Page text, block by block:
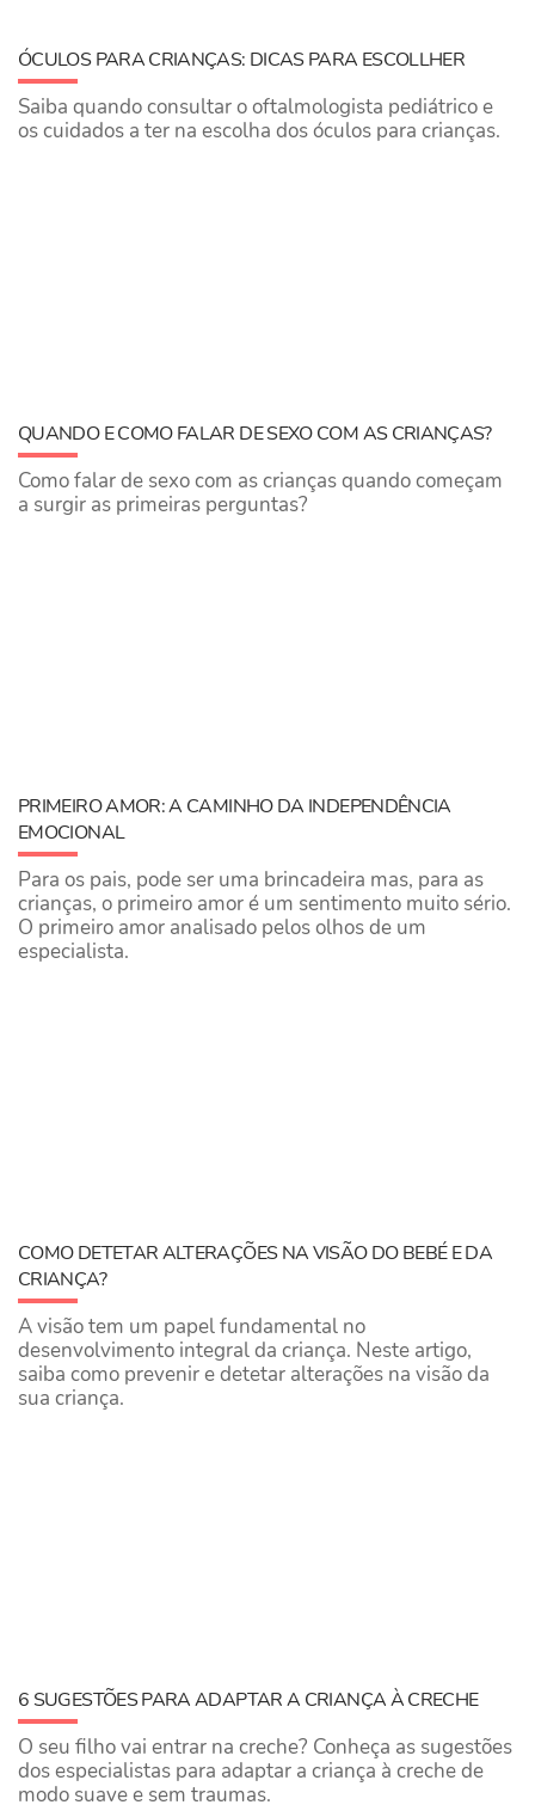
ÓCULOS PARA CRIANÇAS: DICAS PARA ESCOLLHER
Saiba quando consultar o oftalmologista pediátrico e
os cuidados a ter na escolha dos óculos para crianças.
QUANDO E COMO FALAR DE SEXO COM AS CRIANÇAS?
Como falar de sexo com as crianças quando começam
a surgir as primeiras perguntas?
PRIMEIRO AMOR: A CAMINHO DA INDEPENDÊNCIA
EMOCIONAL
Para os pais, pode ser uma brincadeira mas, para as
crianças, o primeiro amor é um sentimento muito sério.
O primeiro amor analisado pelos olhos de um
especialista.
COMO DETETAR ALTERAÇÕES NA VISÃO DO BEBÉ E DA
CRIANÇA?
A visão tem um papel fundamental no
desenvolvimento integral da criança. Neste artigo,
saiba como prevenir e detetar alterações na visão da
sua criança.
6 SUGESTÕES PARA ADAPTAR A CRIANÇA À CRECHE
O seu filho vai entrar na creche? Conheça as sugestões
dos especialistas para adaptar a criança à creche de
modo suave e sem traumas.